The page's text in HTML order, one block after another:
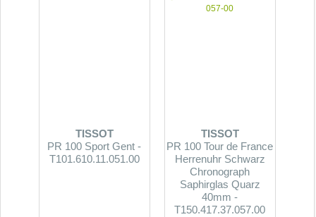
TISSOT
PR 100 Sport Gent -
T101.610.11.051.00
TISSOT
PR 100 Tour de France
Herrenuhr Schwarz
Chronograph
Saphirglas Quarz
40mm -
T150.417.37.057.00